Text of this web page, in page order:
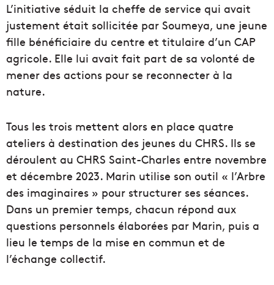
L’initiative séduit la cheffe de service qui avait
justement était sollicitée par Soumeya, une jeune
fille bénéficiaire du centre et titulaire d’un CAP
agricole. Elle lui avait fait part de sa volonté de
mener des actions pour se reconnecter à la
nature.
Tous les trois mettent alors en place quatre
ateliers à destination des jeunes du CHRS. Ils se
déroulent au CHRS Saint-Charles entre novembre
et décembre 2023. Marin utilise son outil « l’Arbre
des imaginaires » pour structurer ses séances.
Dans un premier temps, chacun répond aux
questions personnels élaborées par Marin, puis a
lieu le temps de la mise en commun et de
l’échange collectif.